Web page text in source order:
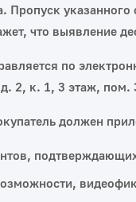
Пропуск
что выявление
по
2, к. 1, 3 этаж,
должен